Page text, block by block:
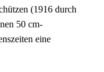
(1916 durch
50 cm-
eine